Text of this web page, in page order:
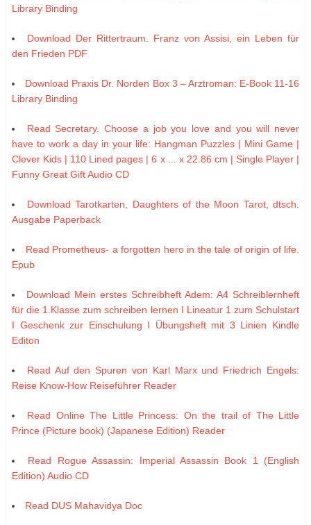
Library Binding
Download Der Rittertraum. Franz von Assisi, ein Leben für
den Frieden PDF
Download Praxis Dr. Norden Box 3 – Arztroman: E-Book 11-16
Library Binding
Read Secretary. Choose a job you love and you will never
have to work a day in your life: Hangman Puzzles | Mini Game |
Clever Kids | 110 Lined pages | 6 x ... x 22.86 cm | Single Player |
Funny Great Gift Audio CD
Download Tarotkarten, Daughters of the Moon Tarot, dtsch.
Ausgabe Paperback
Read Prometheus- a forgotten hero in the tale of origin of life.
Epub
Download Mein erstes Schreibheft Adem: A4 Schreiblernheft
für die 1.Klasse zum schreiben lernen I Lineatur 1 zum Schulstart
I Geschenk zur Einschulung I Übungsheft mit 3 Linien Kindle
Editon
Read Auf den Spuren von Karl Marx und Friedrich Engels:
Reise Know-How Reiseführer Reader
Read Online The Little Princess: On the trail of The Little
Prince (Picture book) (Japanese Edition) Reader
Read Rogue Assassin: Imperial Assassin Book 1 (English
Edition) Audio CD
Read DUS Mahavidya Doc